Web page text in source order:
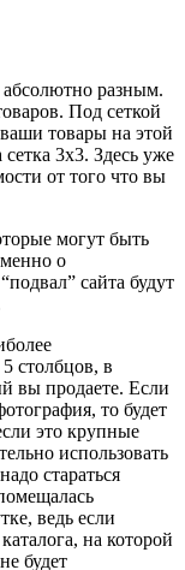
разным.
Под сеткой
товары на этой
3х3. Здесь уже
от того что вы
могут быть
о
сайта будут
столбцов, в
вы продаете. Если
то будет
это крупные
использовать
стараться
ведь если
на которой
будет